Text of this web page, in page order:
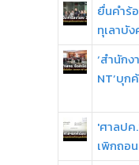
ยื่นคำร้
ทุเลาบั
‘สำนัก
NT’บุก
'ศาลปค
เพิกถอ